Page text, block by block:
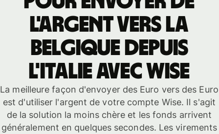
l'argent vers la
Belgique depuis
l'Italie avec Wise
La meilleure façon d'envoyer des Euro vers des Euro
est d'utiliser l'argent de votre compte Wise. Il s'agit
de la solution la moins chère et les fonds arrivent
généralement en quelques secondes. Les virements